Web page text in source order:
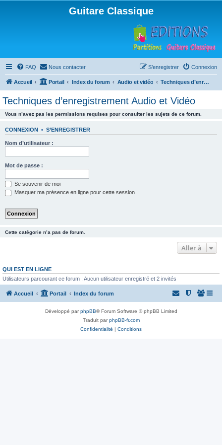
Guitare Classique
FAQ Nous contacter Connexion
S’enregistrer
Accueil Portail Index du forum Audio et vidéo Techniques d’enregistrement Audio et Vidéo
Techniques d’enregistrement Audio et Vidéo
Vous n’avez pas les permissions requises pour consulter les sujets de ce forum.
CONNEXION • S’ENREGISTRER
Nom d’utilisateur :
Mot de passe :
Se souvenir de moi
Masquer ma présence en ligne pour cette session
Cette catégorie n’a pas de forum.
Aller à
QUI EST EN LIGNE
Utilisateurs parcourant ce forum : Aucun utilisateur enregistré et 2 invités
Accueil Portail Index du forum
Développé parphpBB® Forum Software © phpBB Limited
Traduit parphpBB-fr.com
Confidentialité | Conditions